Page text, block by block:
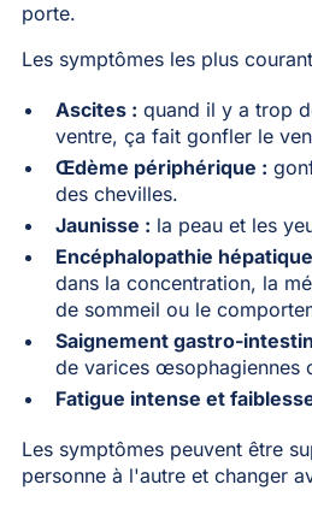
porte.
Les symptômes les plus
Ascites : quand il y a trop
ventre, ça fait gonfler le
Œdème périphérique :
des chevilles.
Jaunisse : la peau et les
Encéphalopathie
dans la concentration, la
de sommeil ou le
Saignement gastro-
de varices œsophagiennes
Fatigue intense et
Les symptômes peuvent être
personne à l'autre et changer